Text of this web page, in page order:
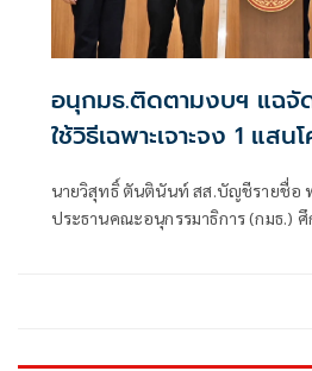
อนุกมธ.ติดตามงบฯ แฉจั
ใช้วิธีเฉพาะเจาะจง 1 แสน
ประเทศ เอื้อทุจริตงบกว่า
นายวิสุทธิ์ ตันตินันท์ สส.บัญชีรายชื่อ
ประธานคณะอนุกรรมาธิการ (กมธ.)